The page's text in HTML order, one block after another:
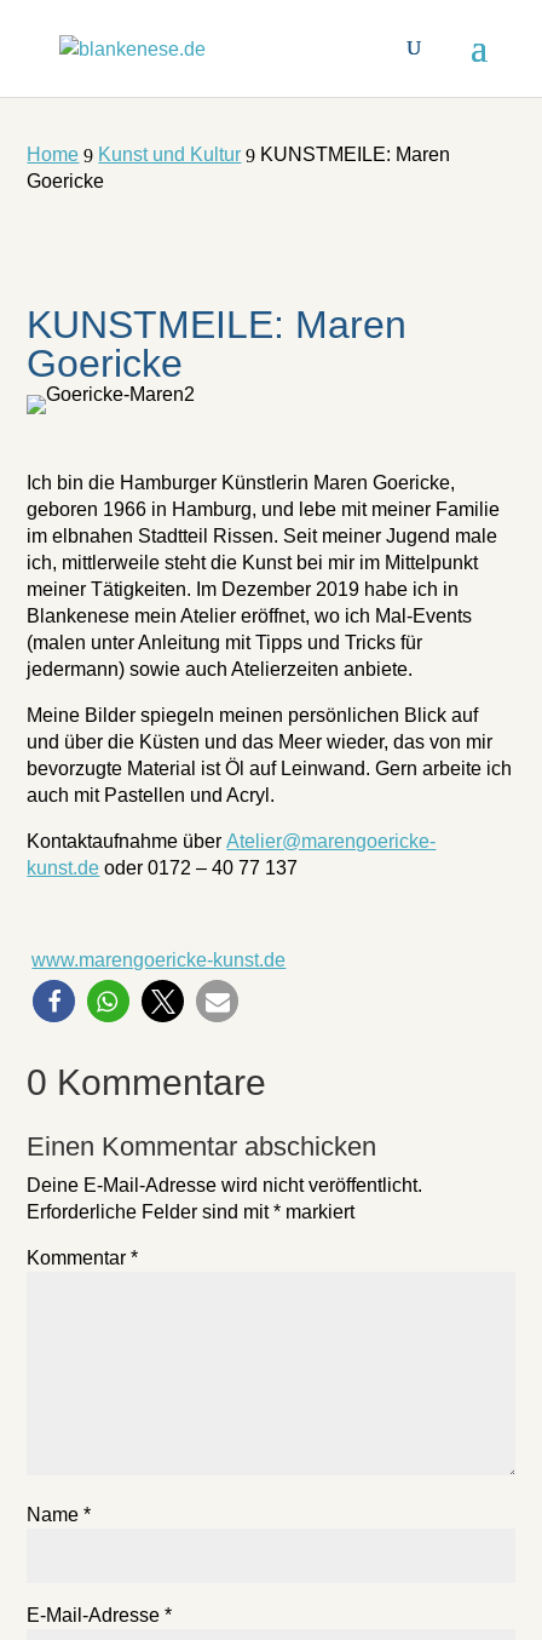
Home 9 Kunst und Kultur 9 KUNSTMEILE: Maren
Goericke
KUNSTMEILE: Maren
Goericke
Ich bin die Hamburger Künstlerin Maren Goericke,
geboren 1966 in Hamburg, und lebe mit meiner Familie
im elbnahen Stadtteil Rissen. Seit meiner Jugend male
ich, mittlerweile steht die Kunst bei mir im Mittelpunkt
meiner Tätigkeiten. Im Dezember 2019 habe ich in
Blankenese mein Atelier eröffnet, wo ich Mal-Events
(malen unter Anleitung mit Tipps und Tricks für
jedermann) sowie auch Atelierzeiten anbiete.
Meine Bilder spiegeln meinen persönlichen Blick auf
und über die Küsten und das Meer wieder, das von mir
bevorzugte Material ist Öl auf Leinwand. Gern arbeite ich
auch mit Pastellen und Acryl.
Kontaktaufnahme überAtelier@marengoericke-
kunst.de oder 0172 – 40 77 137
www.marengoericke-kunst.de
0 Kommentare
Einen Kommentar abschicken
Deine E-Mail-Adresse wird nicht veröffentlicht.
Erforderliche Felder sind mit* markiert
Kommentar*
Name*
E-Mail-Adresse*